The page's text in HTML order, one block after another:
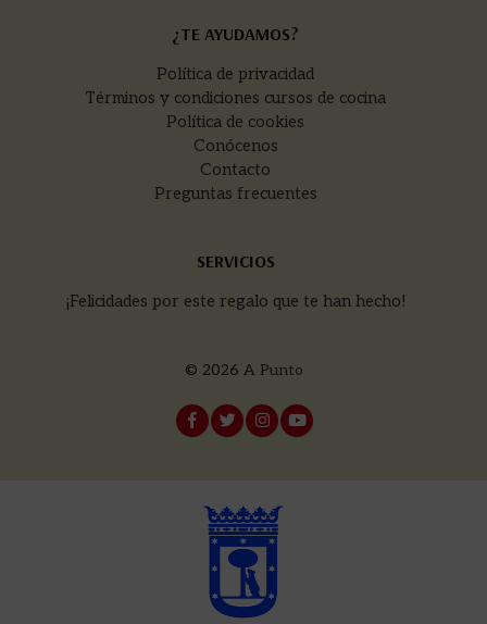
¿TE AYUDAMOS?
Política de privacidad
Términos y condiciones cursos de cocina
Política de cookies
Conócenos
Contacto
Preguntas frecuentes
SERVICIOS
¡Felicidades por este regalo que te han hecho!
© 2026 A Punto